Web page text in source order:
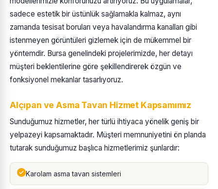
sadece estetik bir üstünlük sağlamakla kalmaz, aynı
zamanda tesisat boruları veya havalandırma kanalları gibi
istenmeyen görüntüleri gizlemek için de mükemmel bir
yöntemdir. Bursa genelindeki projelerimizde, her detayı
müşteri beklentilerine göre şekillendirerek özgün ve
fonksiyonel mekanlar tasarlıyoruz.
Alçıpan ve Asma Tavan Hizmet Kapsamımız
Sunduğumuz hizmetler, her türlü ihtiyaca yönelik geniş bir
yelpazeyi kapsamaktadır. Müşteri memnuniyetini ön planda
tutarak sunduğumuz başlıca hizmetlerimiz şunlardır:
Karolam asma tavan sistemleri